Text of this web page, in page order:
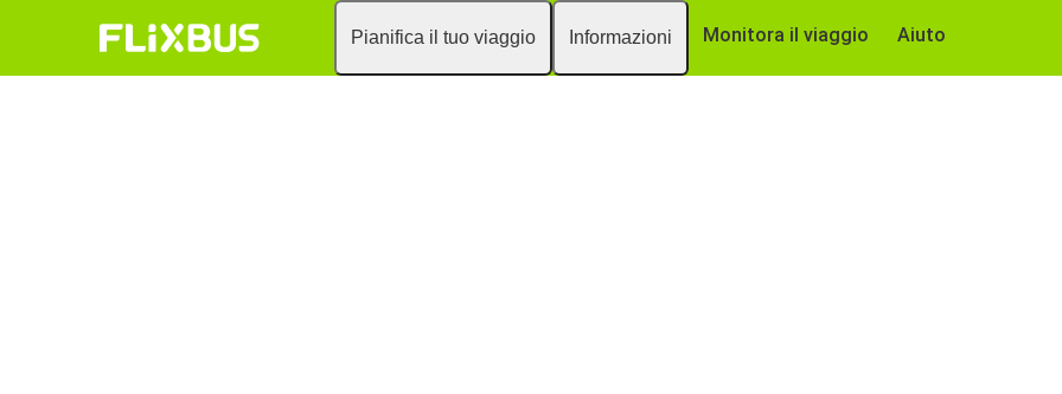
Pianifica il tuo viaggio Informazioni Monitora il viaggio Aiuto